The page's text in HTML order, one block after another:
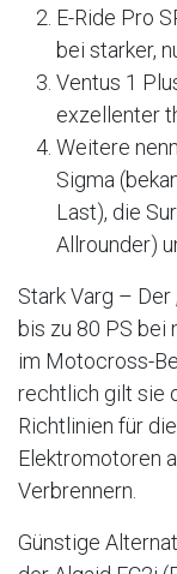
E-Ride Pro
bei starker,
Ventus 1
exzellenter
Weitere
Sigma
Last), die
Allrounder)
Stark Varg – Der
bis zu 80 PS bei
im Motocross-
rechtlich gilt sie
Richtlinien für
Elektromotoren
Verbrennern.
Günstige